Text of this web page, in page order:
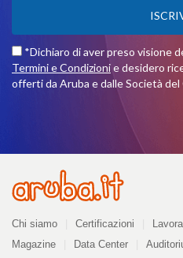
*Dichiaro di aver preso visione
Termini e Condizionie desidero
offerti da Aruba e dalle Società del
Azienda
Chi siamo Certificazioni
Magazine
Data Center